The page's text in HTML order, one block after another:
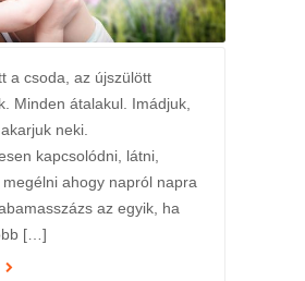
a csoda, az újszülött
Minden átalakul. Imádjuk,
neki.
kapcsolódni, látni,
ahogy napról napra
az egyik, ha
[…]